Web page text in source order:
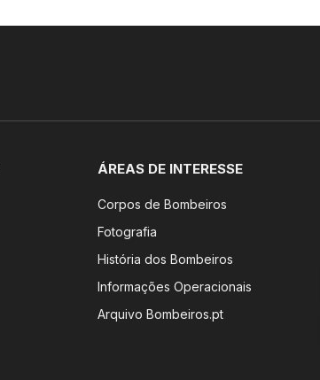
ÁREAS DE INTERESSE
Corpos de Bombeiros
Fotografia
História dos Bombeiros
Informações Operacionais
Arquivo Bombeiros.pt